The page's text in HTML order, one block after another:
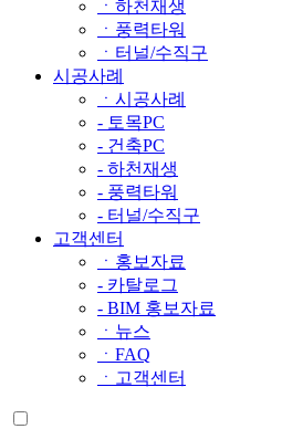
ㆍ하천재생
ㆍ풍력타워
ㆍ터널/수직구
시공사례
ㆍ시공사례
- 토목PC
- 건축PC
- 하천재생
- 풍력타워
- 터널/수직구
고객센터
ㆍ홍보자료
- 카탈로그
- BIM 홍보자료
ㆍ뉴스
ㆍFAQ
ㆍ고객센터